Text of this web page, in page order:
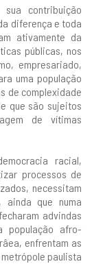
contribuição
diferença e toda
ativamente da
públicas, nos
empresariado,
uma população
de complexidade
que são sujeitos
de vítimas
racial,
processos de
necessitam
ainda que numa
advindas
população afro-
enfrentam as
paulista